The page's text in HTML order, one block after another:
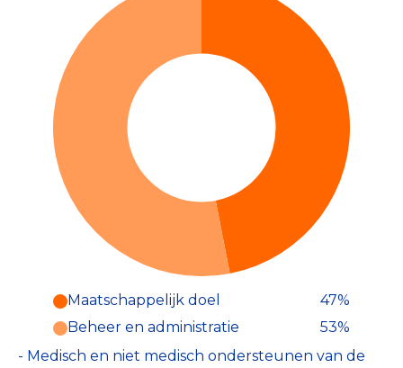
Maatschappelijk doel
47%
Beheer en administratie
53%
- Medisch en niet medisch ondersteunen van de